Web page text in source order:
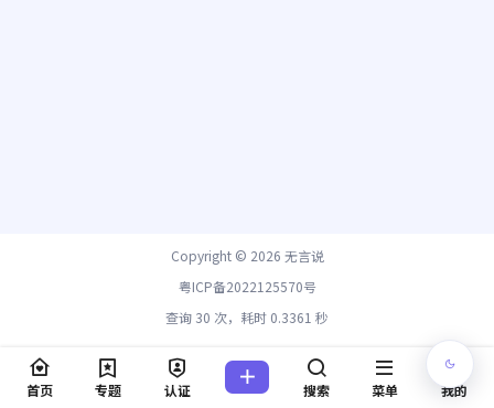
Copyright © 2026 无言说
粤ICP备2022125570号
查询 30 次，耗时 0.3361 秒
首页 专题 认证 搜索 菜单 我的